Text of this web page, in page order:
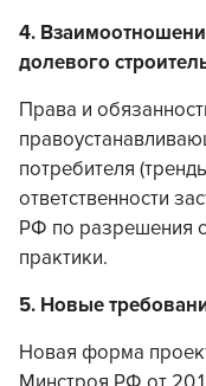
4.
долевого
Права и
потребителя
ответственности
РФ по разрешения
практики.
5. Новые
Новая форма